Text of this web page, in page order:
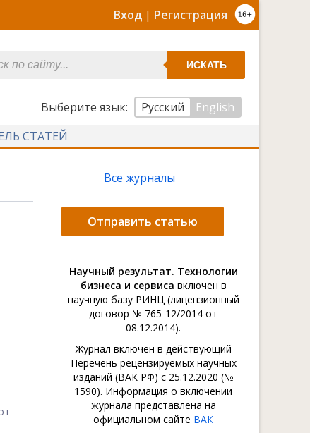
Вход | Регистрация
ИСКАТЬ
Выберите язык: Русский
English
СТАТЕЙ
Все журналы
Отправить статью
Научный результат. Технологии
бизнеса и сервиса включен в
научную базу РИНЦ (лицензионный
договор № 765-12/2014 от
08.12.2014).
Журнал включен в действующий
Перечень рецензируемых научных
изданий (ВАК РФ) с 25.12.2020 (№
1590). Информация о включении
журнала представлена на
официальном сайте ВАК